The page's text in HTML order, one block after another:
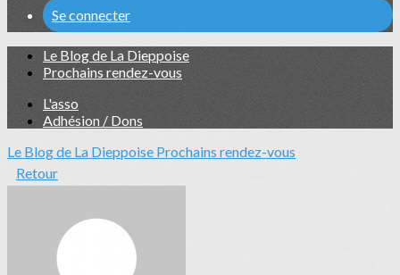
Se connecter
Le Blog de La Dieppoise
Prochains rendez-vous
L'asso
Adhésion / Dons
Le Blog de La Dieppoise Prochains rendez-vous
Retour